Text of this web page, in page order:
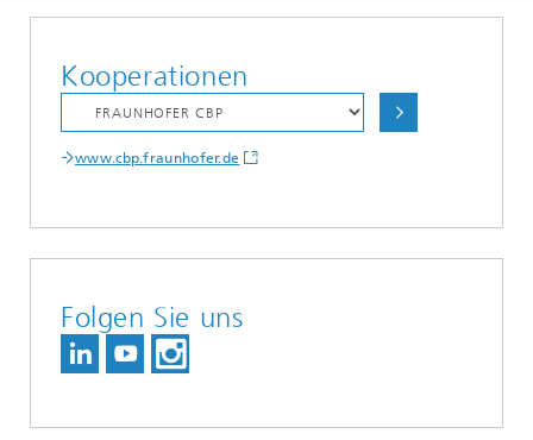
Kooperationen
www.cbp.fraunhofer.de
Folgen Sie uns